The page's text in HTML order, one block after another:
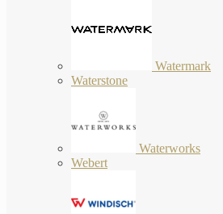
Watermark
Waterstone
Waterworks
Webert